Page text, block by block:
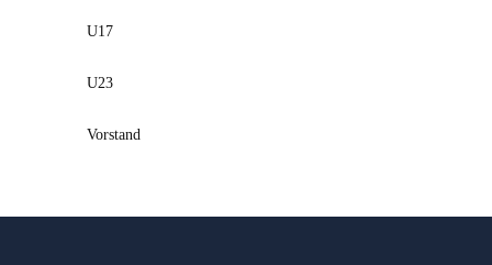
U17
U23
Vorstand